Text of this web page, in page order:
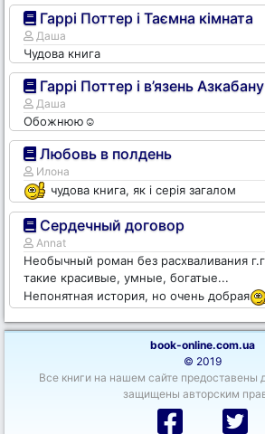
Гаррі Поттер і Таємна кімната
Даша
Чудова книга
Гаррі Поттер і в’язень Азкабану
Даша
Обожнюю☺️
Любовь в полдень
Илона
чудова книга, як і серія загалом
Сердечный договор
Annat
Необычный роман без расхваливания
такие красивые, умные, богатые...
Непонятная история, но очень добрая
book-online.com.ua
© 2019
Все книги на нашем сайте предоставены
защищены авторским